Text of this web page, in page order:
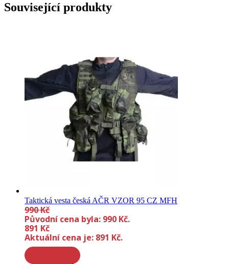
Související produkty
Taktická vesta česká AČR VZOR 95 CZ MFH
990Kč
Původní cena byla: 990 Kč.
891 Kč
Aktuální cena je: 891 Kč.